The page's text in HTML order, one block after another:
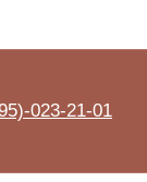
023-21-01